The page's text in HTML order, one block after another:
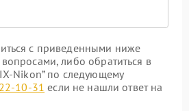
с приведенными ниже
либо обратиться в
Nikon” по следующему
10-31 если не нашли ответ на